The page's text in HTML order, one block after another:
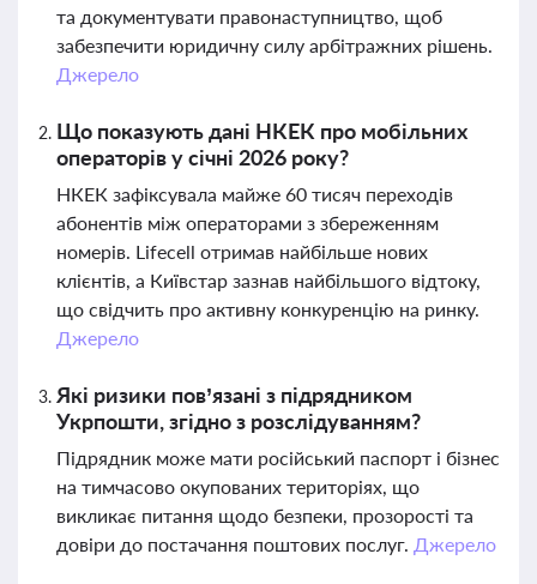
та документувати правонаступництво, щоб
забезпечити юридичну силу арбітражних рішень.
Джерело
Що показують дані НКЕК про мобільних
операторів у січні 2026 року?
НКЕК зафіксувала майже 60 тисяч переходів
абонентів між операторами з збереженням
номерів. Lifecell отримав найбільше нових
клієнтів, а Київстар зазнав найбільшого відтоку,
що свідчить про активну конкуренцію на ринку.
Джерело
Які ризики пов’язані з підрядником
Укрпошти, згідно з розслідуванням?
Підрядник може мати російський паспорт і бізнес
на тимчасово окупованих територіях, що
викликає питання щодо безпеки, прозорості та
довіри до постачання поштових послуг. Джерело